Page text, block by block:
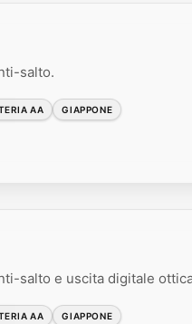
salto.
AA GIAPPONE
salto e uscita digitale
AA GIAPPONE